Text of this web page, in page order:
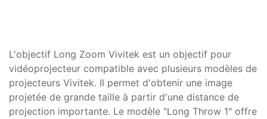
L'objectif Long Zoom Vivitek est un objectif pour
vidéoprojecteur compatible avec plusieurs modèles de
projecteurs Vivitek. Il permet d'obtenir une image
projetée de grande taille à partir d'une distance de
projection importante. Le modèle "Long Throw 1" offre